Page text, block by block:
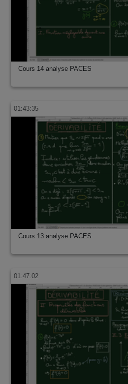
Cours 14 analyse PACES
01:43:35
Cours 13 analyse PACES
01:47:02